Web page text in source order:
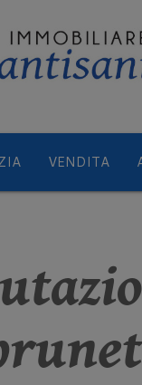
VENDITA